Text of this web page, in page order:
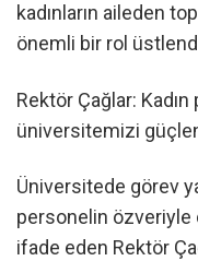
kadınların aileden
önemli bir rol
Rektör Çağlar:
üniversitemizi
Üniversitede görev
personelin özveriyle
ifade eden Rektör